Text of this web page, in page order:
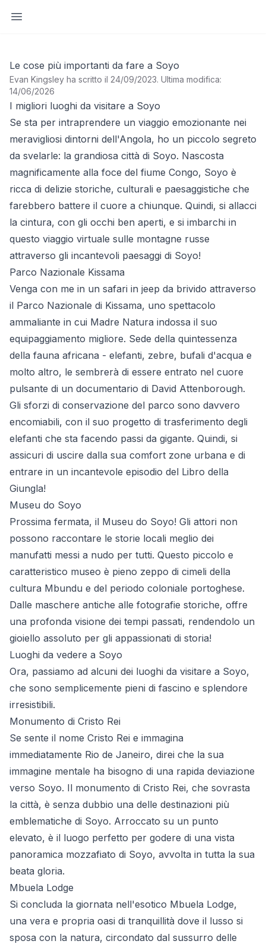
Apri barra laterale
Le cose più importanti da fare a Soyo
Evan Kingsley ha scritto il 24/09/2023. Ultima modifica:
14/06/2026
I migliori luoghi da visitare a Soyo
Se sta per intraprendere un viaggio emozionante nei
meravigliosi dintorni dell'Angola, ho un piccolo segreto
da svelarle: la grandiosa città di Soyo. Nascosta
magnificamente alla foce del fiume Congo, Soyo è
ricca di delizie storiche, culturali e paesaggistiche che
farebbero battere il cuore a chiunque. Quindi, si allacci
la cintura, con gli occhi ben aperti, e si imbarchi in
questo viaggio virtuale sulle montagne russe
attraverso gli incantevoli paesaggi di Soyo!
Parco Nazionale Kissama
Venga con me in un safari in jeep da brivido attraverso
il Parco Nazionale di Kissama, uno spettacolo
ammaliante in cui Madre Natura indossa il suo
equipaggiamento migliore. Sede della quintessenza
della fauna africana - elefanti, zebre, bufali d'acqua e
molto altro, le sembrerà di essere entrato nel cuore
pulsante di un documentario di David Attenborough.
Gli sforzi di conservazione del parco sono davvero
encomiabili, con il suo progetto di trasferimento degli
elefanti che sta facendo passi da gigante. Quindi, si
assicuri di uscire dalla sua comfort zone urbana e di
entrare in un incantevole episodio del Libro della
Giungla!
Museu do Soyo
Prossima fermata, il Museu do Soyo! Gli attori non
possono raccontare le storie locali meglio dei
manufatti messi a nudo per tutti. Questo piccolo e
caratteristico museo è pieno zeppo di cimeli della
cultura Mbundu e del periodo coloniale portoghese.
Dalle maschere antiche alle fotografie storiche, offre
una profonda visione dei tempi passati, rendendolo un
gioiello assoluto per gli appassionati di storia!
Luoghi da vedere a Soyo
Ora, passiamo ad alcuni dei luoghi da visitare a Soyo,
che sono semplicemente pieni di fascino e splendore
irresistibili.
Monumento di Cristo Rei
Se sente il nome Cristo Rei e immagina
immediatamente Rio de Janeiro, direi che la sua
immagine mentale ha bisogno di una rapida deviazione
verso Soyo. Il monumento di Cristo Rei, che sovrasta
la città, è senza dubbio una delle destinazioni più
emblematiche di Soyo. Arroccato su un punto
elevato, è il luogo perfetto per godere di una vista
panoramica mozzafiato di Soyo, avvolta in tutta la sua
beata gloria.
Mbuela Lodge
Si concluda la giornata nell'esotico Mbuela Lodge,
una vera e propria oasi di tranquillità dove il lusso si
sposa con la natura, circondato dal sussurro delle